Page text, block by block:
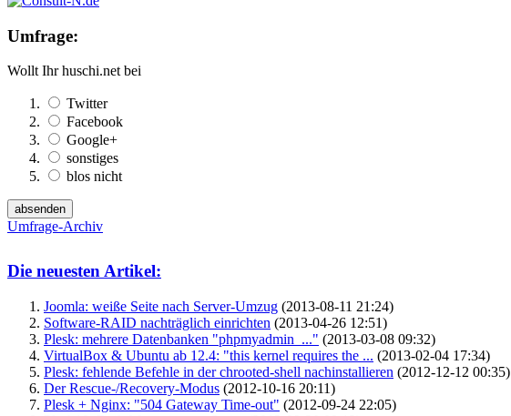
Umfrage:
Wollt Ihr huschi.net bei
Twitter
Facebook
Google+
sonstiges
blos nicht
Umfrage-Archiv
Die neuesten Artikel:
Joomla: weiße Seite nach Server-Umzug (2013-08-11 21:24)
Software-RAID nachträglich einrichten (2013-04-26 12:51)
Plesk: mehrere Datenbanken "phpmyadmin_..." (2013-03-08 09:32)
VirtualBox & Ubuntu ab 12.4: "this kernel requires the ... (2013-02-04 17:34)
Plesk: fehlende Befehle in der chrooted-shell nachinstallieren (2012-12-12 00:35)
Der Rescue-/Recovery-Modus (2012-10-16 20:11)
Plesk + Nginx: "504 Gateway Time-out" (2012-09-24 22:05)